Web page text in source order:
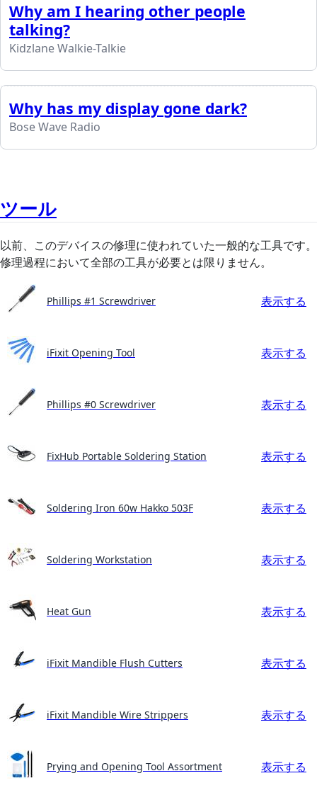
Why am I hearing other people
talking?
Kidzlane Walkie-Talkie
Why has my display gone dark?
Bose Wave Radio
ツール
以前、このデバイスの修理に使われていた一般的な工具です。
修理過程において全部の工具が必要とは限りません。
Phillips #1 Screwdriver 表示する
iFixit Opening Tool 表示する
Phillips #0 Screwdriver 表示する
FixHub Portable Soldering Station 表示する
Soldering Iron 60w Hakko 503F 表示する
Soldering Workstation 表示する
Heat Gun 表示する
iFixit Mandible Flush Cutters 表示する
iFixit Mandible Wire Strippers 表示する
Prying and Opening Tool Assortment 表示する